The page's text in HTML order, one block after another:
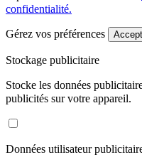
confidentialité.
Gérez vos préférences
Stockage publicitaire
Stocke les données
publicités sur votre appareil.
Données utilisateur